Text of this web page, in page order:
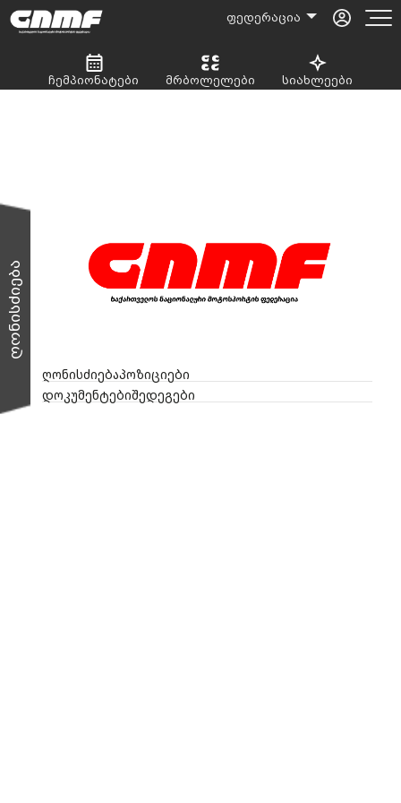
ფედერაცია
ჩემპიონატები მრბოლელები სიახლეები
ღონისძიება
ღონისძიებაპოზიციები
დოკუმენტებიშედეგები